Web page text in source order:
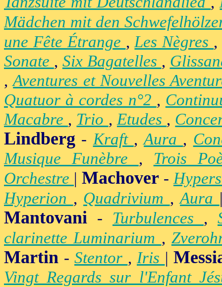
Mädchen mit den
une Fête Étrange ,Les Nègres ,
Sonate , Six Bagatelles ,
,Aventures et Nouvelles
Quatuor à cordes n°2 ,
Macabre , Trio ,Etudes ,
Lindberg -Kraft ,Aura ,
Musique Funèbre , Trois
Orchestre | Machover -
Hyperion , Quadrivium ,Aura
Mantovani - Turbulences ,
clarinette Luminarium ,
Martin - Stentor , Iris |
Vingt Regards sur l'Enfant